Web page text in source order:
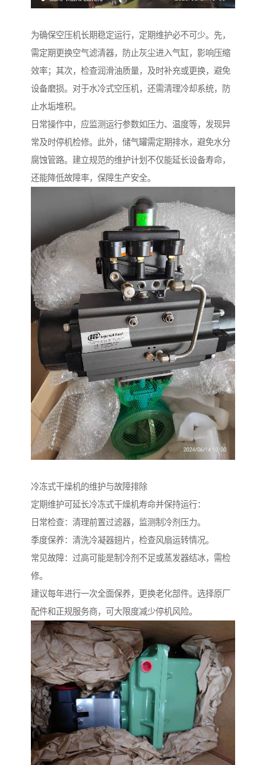
为确保空压机长期稳定运行，定期维护必不可少。先，
需定期更换空气滤清器，防止灰尘进入气缸，影响压缩
效率；其次，检查润滑油质量，及时补充或更换，避免
设备磨损。对于水冷式空压机，还需清理冷却系统，防
止水垢堆积。
日常操作中，应监测运行参数如压力、温度等，发现异
常及时停机检修。此外，储气罐需定期排水，避免水分
腐蚀管路。建立规范的维护计划不仅能延长设备寿命，
还能降低故障率，保障生产安全。
冷冻式干燥机的维护与故障排除
定期维护可延长冷冻式干燥机寿命并保持运行：
日常检查：清理前置过滤器，监测制冷剂压力。
季度保养：清洗冷凝器翅片，检查风扇运转情况。
常见故障：过高可能是制冷剂不足或蒸发器结冰，需检
修。
建议每年进行一次全面保养，更换老化部件。选择原厂
配件和正规服务商，可大限度减少停机风险。